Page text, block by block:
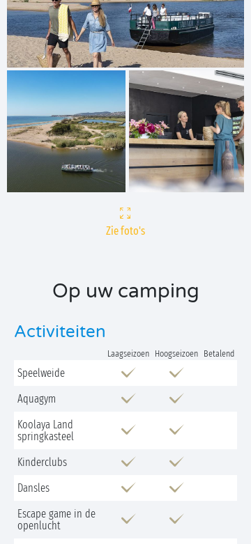
Zie foto's
Op uw camping
Activiteiten
Laagseizoen Hoogseizoen Betalend
Speelweide
Aquagym
Koolaya Land
springkasteel
Kinderclubs
Dansles
Escape game in de
openlucht